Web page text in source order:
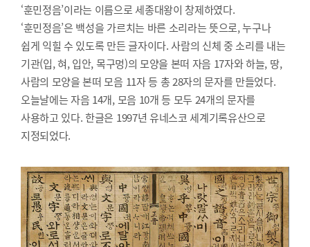
‘훈민정음’이라는 이름으로 세종대왕이 창제하였다.
‘훈민정음’은 백성을 가르치는 바른 소리라는 뜻으로, 누구나
쉽게 익힐 수 있도록 만든 글자이다. 사람의 신체 중 소리를 내는
기관(입, 혀, 입안, 목구멍)의 모양을 본떠 자음 17자와 하늘, 땅,
사람의 모양을 본떠 모음 11자 등 총 28자의 문자를 만들었다.
오늘날에는 자음 14개, 모음 10개 등 모두 24개의 문자를
사용하고 있다. 한글은 1997년 유네스코 세계기록유산으로
지정되었다.